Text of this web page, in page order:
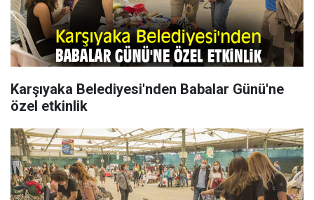
Karşıyaka Belediyesi'nden Babalar Günü'ne
özel etkinlik